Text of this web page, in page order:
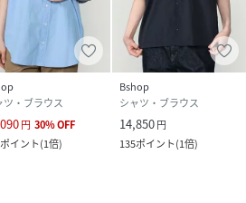
ツ・ブラウス
円 30%OFF
ポイント(1倍)
Bshop
シャツ・ブラウス
14,850円
135ポイント(1倍)